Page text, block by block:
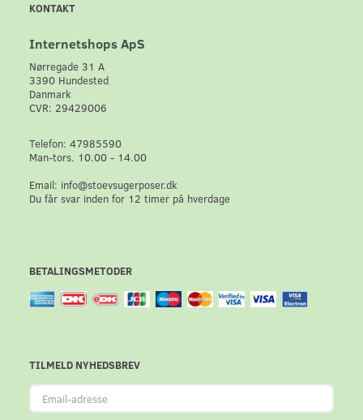
KONTAKT
Internetshops ApS
Nørregade 31 A
3390 Hundested
Danmark
CVR: 29429006
Telefon: 47985590
Man-tors. 10.00 - 14.00
Email: info@stoevsugerposer.dk
Du får svar inden for 12 timer på hverdage
BETALINGSMETODER
TILMELD NYHEDSBREV
Email-
adresse